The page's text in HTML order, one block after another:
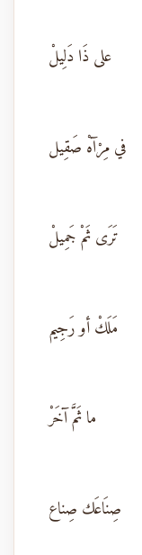
على ذَا دَلِيلْ
في مِرْآهْ صَقِيل
تَرَى ثَمْ جَمِيلْ
مَلَكْ أو رَجِيم
ما ثَمَّ آخَرْ
صِنَاعَك صِناع